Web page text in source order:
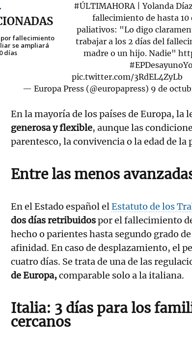
por fallecimiento
se ampliará
días
#ÚLTIMAHORA | Yolanda
fallecimiento de hasta 10
paliativos: "Lo digo
trabajar a los 2 días del
madre o un hijo. Nadie"
pic.twitter.com/3RdEL4ZyLb
— Europa Press (@europapress) 9 de
En la mayoría de los países de Europa, la
generosa y flexible, aunque las
parentesco, la convivencia o la edad de la
Entre las menos
En el Estado español elEstatuto de los
dos días retribuidospor el fallecimiento
hecho o parientes hasta segundo grado
afinidad. En caso de desplazamiento, el
cuatro días. Se trata de una de las
de Europa,comparable solo a la italiana.
Italia: 3 días para los
cercanos